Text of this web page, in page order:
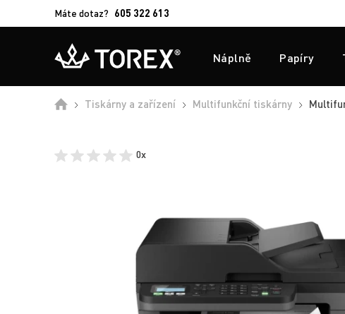
Máte dotaz? 605 322 613
Náplně Papíry
ÚvodTiskárny a zařízení Multifunkční tiskárny
0x